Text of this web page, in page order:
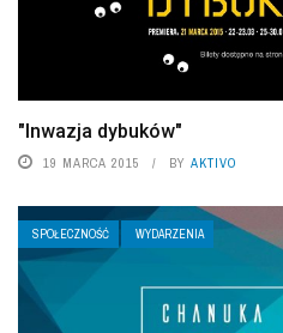
"Inwazja dybuków"
19 MARCA 2015 BY AKTIVO
SPOŁECZNOŚĆ WYDARZENIA